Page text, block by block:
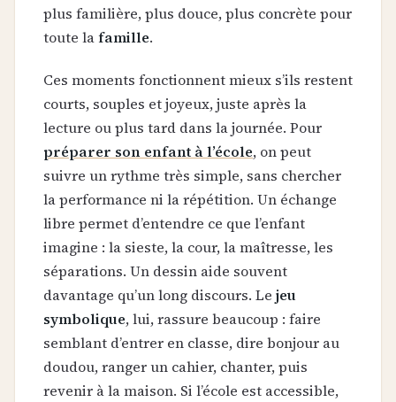
plus familière, plus douce, plus concrète pour
toute lafamille.
Ces moments fonctionnent mieux s’ils restent
courts, souples et joyeux, juste après la
lecture ou plus tard dans la journée. Pour
préparer son enfant à l’école, on peut
suivre un rythme très simple, sans chercher
la performance ni la répétition. Un échange
libre permet d’entendre ce que l’enfant
imagine : la sieste, la cour, la maîtresse, les
séparations. Un dessin aide souvent
davantage qu’un long discours. Le jeu
symbolique, lui, rassure beaucoup : faire
semblant d’entrer en classe, dire bonjour au
doudou, ranger un cahier, chanter, puis
revenir à la maison. Si l’école est accessible,